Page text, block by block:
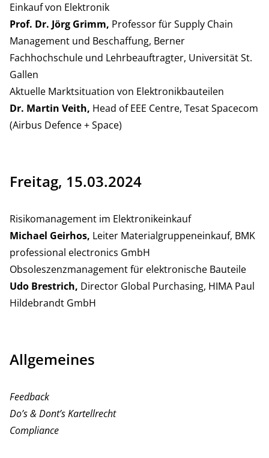
Einkauf von Elektronik
Prof. Dr. Jörg Grimm, Professor für Supply Chain
Management und Beschaffung, Berner
Fachhochschule und Lehrbeauftragter, Universität St.
Gallen
Aktuelle Marktsituation von Elektronikbauteilen
Dr. Martin Veith, Head of EEE Centre, Tesat Spacecom
(Airbus Defence + Space)
Freitag, 15.03.2024
Risikomanagement im Elektronikeinkauf
Michael Geirhos, Leiter Materialgruppeneinkauf, BMK
professional electronics GmbH
Obsoleszenzmanagement für elektronische Bauteile
Udo Brestrich, Director Global Purchasing, HIMA Paul
Hildebrandt GmbH
Allgemeines
Feedback
Do’s & Dont’s Kartellrecht
Compliance